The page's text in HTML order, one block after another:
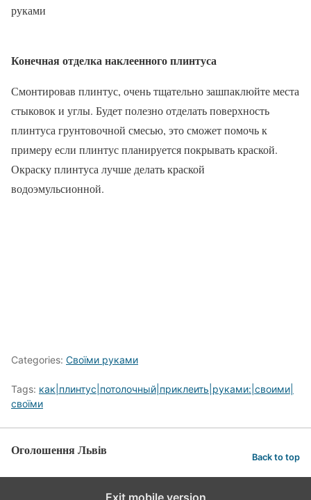
руками
Конечная отделка наклеенного плинтуса
Смонтировав плинтус, очень тщательно зашпаклюйте места
стыковок и углы. Будет полезно отделать поверхность
плинтуса грунтовочной смесью, это сможет помочь к
примеру если плинтус планируется покрывать краской.
Окраску плинтуса лучше делать краской
водоэмульсионной.
Categories: Своїми руками
Tags: как|плинтус|потолочный|приклеить|руками:|своими|
своїми
Оголошення Львів Back to top